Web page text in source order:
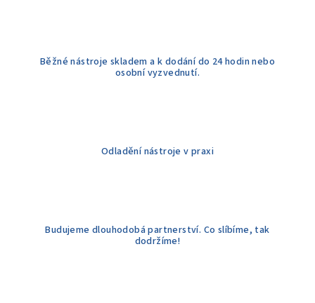
i
s
Běžné nástroje skladem a k dodání do 24 hodin nebo
osobní vyzvednutí.
Odladění nástroje v praxi
Budujeme dlouhodobá partnerství. Co slíbíme, tak
dodržíme!